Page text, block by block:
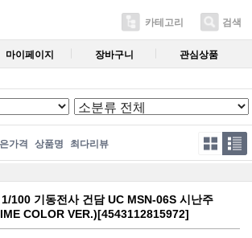
카테고리 검색
마이페이지 장바구니 관심상품
가격 상품명 최다리뷰
100 기동전사 건담 UC MSN-06S 시난주
COLOR VER.)[4543112815972]